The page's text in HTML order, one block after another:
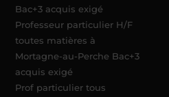
Bac+3 acquis exigé
Professeur particulier H/F
toutes matières à
Mortagne-au-Perche Bac+3
acquis exigé
Prof particulier tous